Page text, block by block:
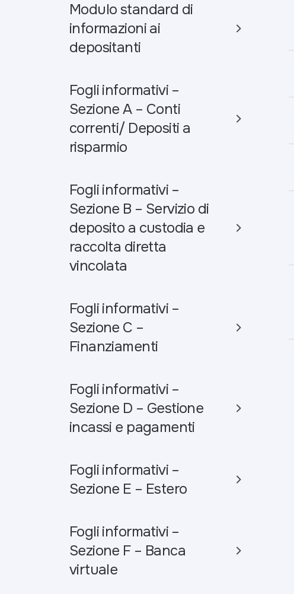
Modulo standard di
informazioni ai
depositanti
Fogli informativi –
Sezione A – Conti
correnti/ Depositi a
risparmio
Fogli informativi –
Sezione B – Servizio di
deposito a custodia e
raccolta diretta
vincolata
Fogli informativi –
Sezione C –
Finanziamenti
Fogli informativi –
Sezione D – Gestione
incassi e pagamenti
Fogli informativi –
Sezione E – Estero
Fogli informativi –
Sezione F – Banca
virtuale